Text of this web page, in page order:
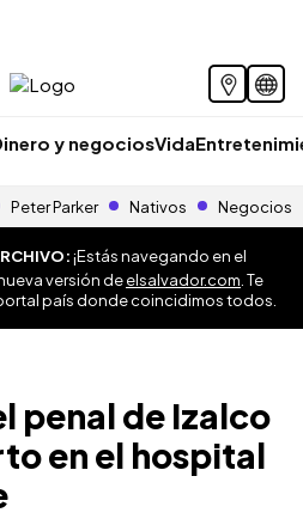
y negociosVida
Peter Parker Nativos Negocios
¡Estás navegando en el
versión deelsalvador.com . Te
país donde coincidimos todos.
penal de Izalco
en el hospital